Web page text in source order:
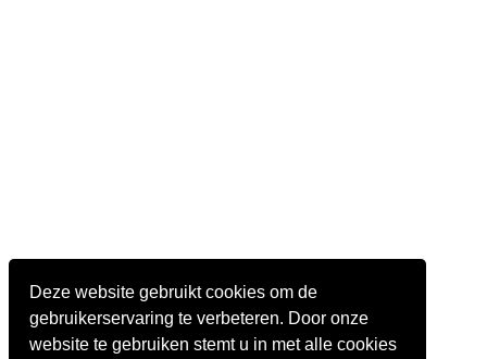
Deze website gebruikt cookies om de
gebruikerservaring te verbeteren. Door onze
website te gebruiken stemt u in met alle cookies